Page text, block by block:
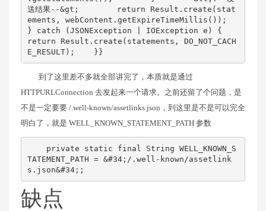
送结果--&gt;        return Result.create(stat
ements, webContent.getExpireTimeMillis());
} catch (JSONException | IOException e) {
return Result.create(statements, DO_NOT_CACH
E_RESULT);    }}
到了这里差不多就全部讲完了，本质就是通过
HTTPURLConnection 去发起来一个请求。之前还留了个问题，是
不是一定要要 /.well-known/assetlinks.json，到这里是不是可以完全
明白了，就是 WELL_KNOWN_STATEMENT_PATH 参数
TATEMENT_PATH = &#34;/.well-known/assetlink
s.json&#34;;
缺点